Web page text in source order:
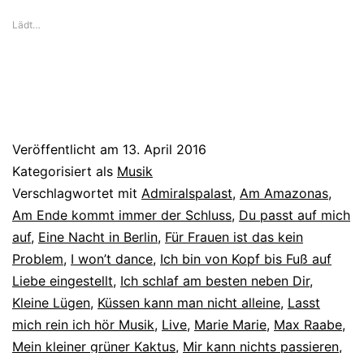
Lädt…
Veröffentlicht am 13. April 2016
Kategorisiert als Musik
Verschlagwortet mit Admiralspalast, Am Amazonas,
Am Ende kommt immer der Schluss, Du passt auf mich
auf, Eine Nacht in Berlin, Für Frauen ist das kein
Problem, I won’t dance, Ich bin von Kopf bis Fuß auf
Liebe eingestellt, Ich schlaf am besten neben Dir,
Kleine Lügen, Küssen kann man nicht alleine, Lasst
mich rein ich hör Musik, Live, Marie Marie, Max Raabe,
Mein kleiner grüner Kaktus, Mir kann nichts passieren,